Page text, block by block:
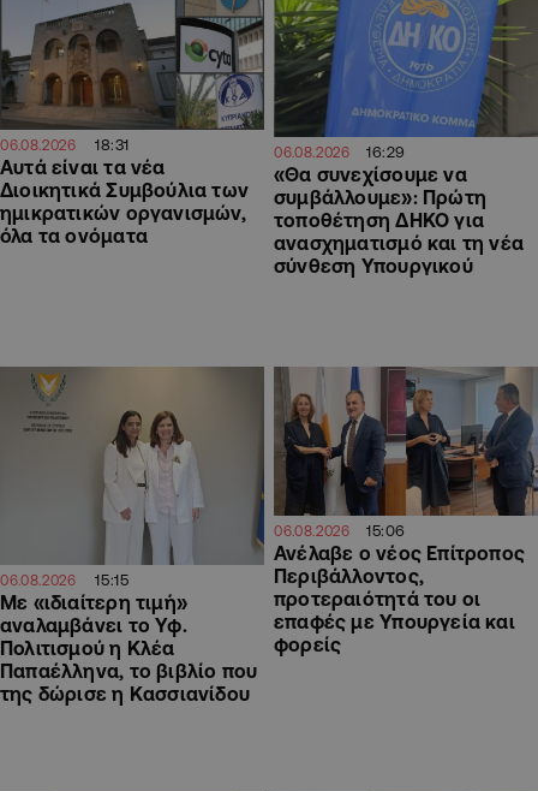
06.08.2026 18:31
Αυτά είναι τα νέα
Διοικητικά Συμβούλια των
ημικρατικών οργανισμών,
όλα τα ονόματα
06.08.2026 16:29
«Θα συνεχίσουμε να
συμβάλλουμε»: Πρώτη
τοποθέτηση ΔΗΚΟ για
ανασχηματισμό και τη νέα
σύνθεση Υπουργικού
06.08.2026 15:15
Με «ιδιαίτερη τιμή»
αναλαμβάνει το Υφ.
Πολιτισμού η Κλέα
Παπαέλληνα, το βιβλίο που
της δώρισε η Κασσιανίδου
06.08.2026 15:06
Ανέλαβε ο νέος Επίτροπος
Περιβάλλοντος,
προτεραιότητά του οι
επαφές με Υπουργεία και
φορείς